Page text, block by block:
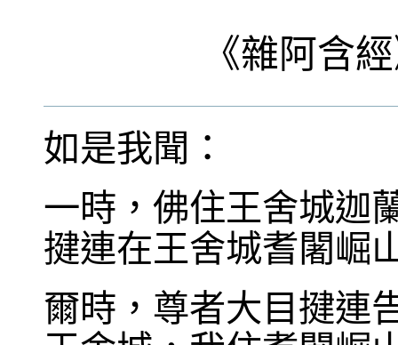
《雜阿含
如是我聞：
一時，佛住王舍城迦
揵連在王舍城耆闍崛
爾時，尊者大目揵連